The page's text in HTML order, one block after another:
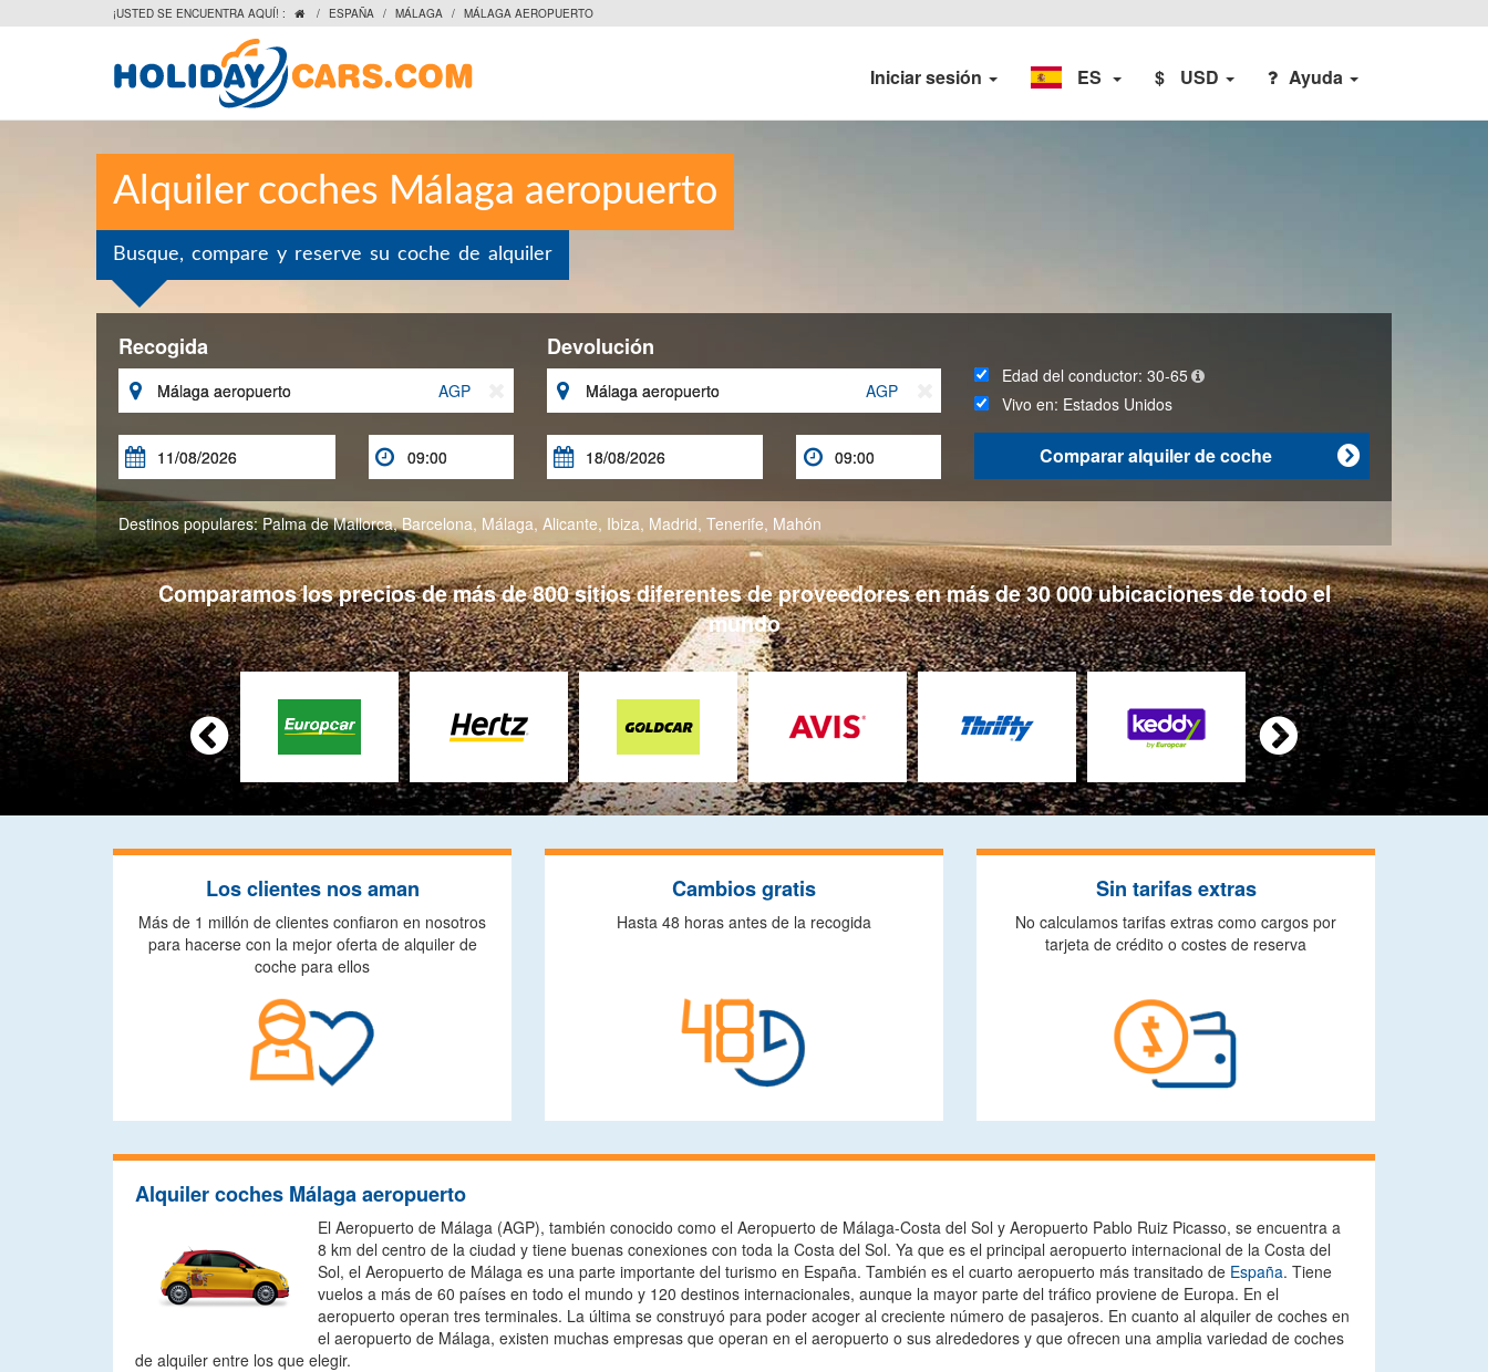
¡USTED SE ENCUENTRA AQUÍ! :  / ESPAÑA / MÁLAGA / MÁLAGA AEROPUERTO
Iniciar sesión ES $ USD Ayuda
Alquiler coches Málaga aeropuerto
Busque, compare y reserve su coche de alquiler
Recogida
 AGP
 
Devolución
 AGP
 
Edad del conductor:30-65
Vivo en: Estados Unidos

Comparar alquiler de coche
Destinos populares:Palma de Mallorca,Barcelona, Málaga, Alicante, Ibiza, Madrid, Tenerife, Mahón
Comparamos los precios de más de 800 sitios diferentes de proveedores en más de 30 000 ubicaciones de todo el
mundo
 
Los clientes nos aman
Más de 1 millón de clientes confiaron en nosotros
para hacerse con la mejor oferta de alquiler de
coche para ellos
Cambios gratis
Hasta 48 horas antes de la recogida
Sin tarifas extras
No calculamos tarifas extras como cargos por
tarjeta de crédito o costes de reserva
Alquiler coches Málaga aeropuerto
El Aeropuerto de Málaga (AGP), también conocido como el Aeropuerto de Málaga-Costa del Sol y Aeropuerto Pablo Ruiz Picasso, se encuentra a
8 km del centro de la ciudad y tiene buenas conexiones con toda la Costa del Sol. Ya que es el principal aeropuerto internacional de la Costa del
Sol, el Aeropuerto de Málaga es una parte importante del turismo en España. También es el cuarto aeropuerto más transitado de España. Tiene
vuelos a más de 60 países en todo el mundo y 120 destinos internacionales, aunque la mayor parte del tráfico proviene de Europa. En el
aeropuerto operan tres terminales. La última se construyó para poder acoger al creciente número de pasajeros. En cuanto al alquiler de coches en
el aeropuerto de Málaga, existen muchas empresas que operan en el aeropuerto o sus alrededores y que ofrecen una amplia variedad de coches
de alquiler entre los que elegir.